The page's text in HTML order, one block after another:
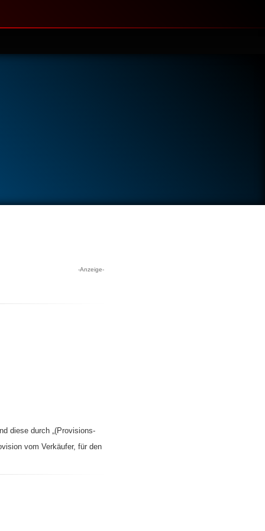
-Anzeige-
diese durch „(Provisions-
vom Verkäufer, für den